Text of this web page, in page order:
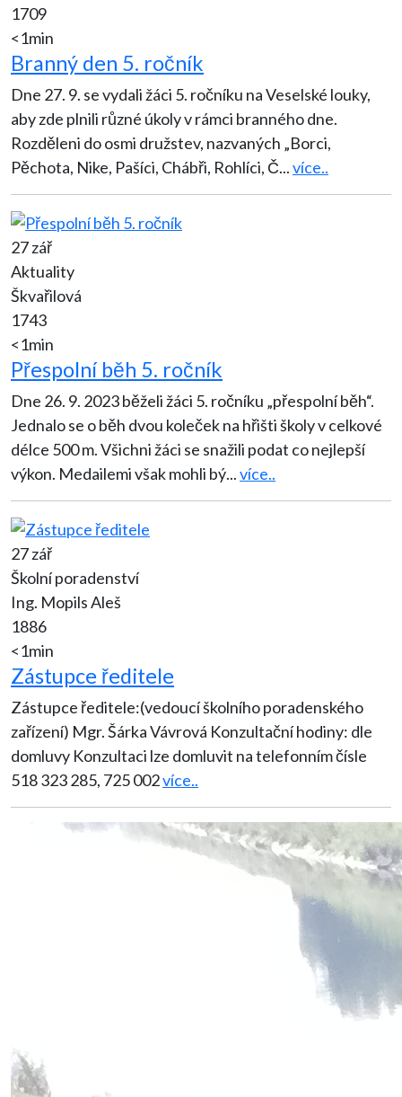
1709
<1min
Branný den 5. ročník
Dne 27. 9. se vydali žáci 5. ročníku na Veselské louky,
aby zde plnili různé úkoly v rámci branného dne.
Rozděleni do osmi družstev, nazvaných „Borci,
Pěchota, Nike, Pašíci, Chábři, Rohlíci, Č...více..
27 zář
Aktuality
Škvařilová
1743
<1min
Přespolní běh 5. ročník
Dne 26. 9. 2023 běželi žáci 5. ročníku „přespolní běh“.
Jednalo se o běh dvou koleček na hřišti školy v celkové
délce 500 m. Všichni žáci se snažili podat co nejlepší
výkon. Medailemi však mohli bý...více..
27 zář
Školní poradenství
Ing. Mopils Aleš
1886
<1min
Zástupce ředitele
Zástupce ředitele:(vedoucí školního poradenského
zařízení) Mgr. Šárka Vávrová Konzultační hodiny: dle
domluvy Konzultaci lze domluvit na telefonním čísle
518 323 285, 725 002více..